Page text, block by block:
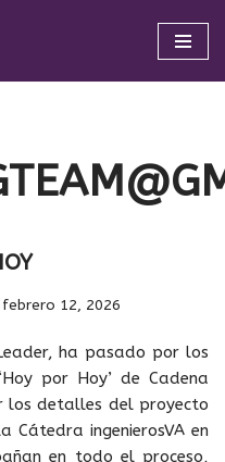
febrero 12, 2026
ha pasado por los
por Hoy’ de Cadena
los detalles del proyecto
ingenierosVA en
en todo el proceso,